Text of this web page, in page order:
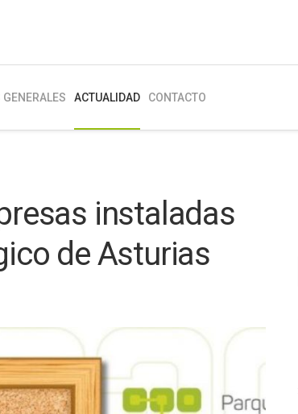
ACTUALIDAD CONTACTO
instaladas
de Asturias